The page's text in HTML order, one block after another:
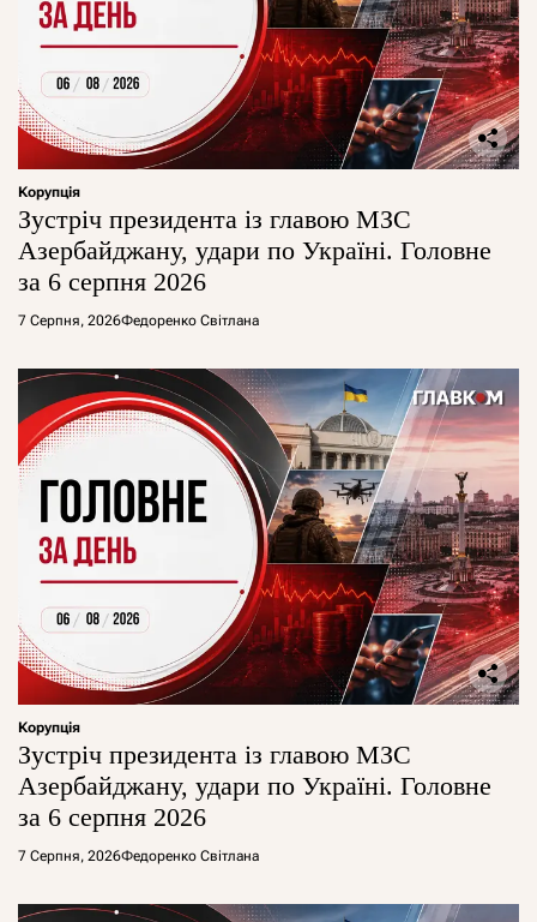
Корупція
Зустріч президента із главою МЗС
Азербайджану, удари по Україні. Головне
за 6 серпня 2026
7 Серпня, 2026Федоренко Світлана
Корупція
Зустріч президента із главою МЗС
Азербайджану, удари по Україні. Головне
за 6 серпня 2026
7 Серпня, 2026Федоренко Світлана